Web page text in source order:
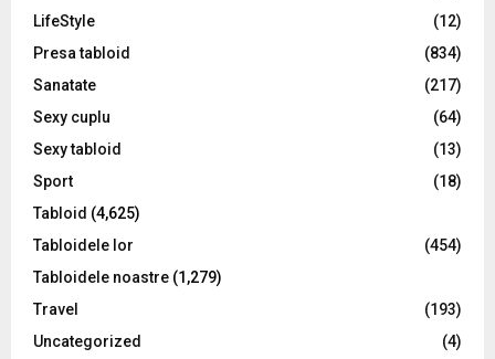
LifeStyle
(12)
Presa tabloid
(834)
Sanatate
(217)
Sexy cuplu
(64)
Sexy tabloid
(13)
Sport
(18)
Tabloid (4,625)
Tabloidele lor
(454)
Tabloidele noastre (1,279)
Travel
(193)
Uncategorized
(4)